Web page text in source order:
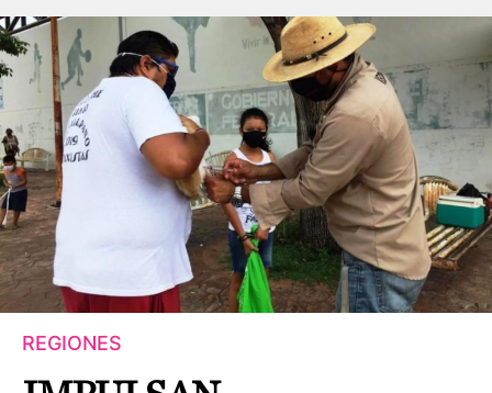
REGIONES